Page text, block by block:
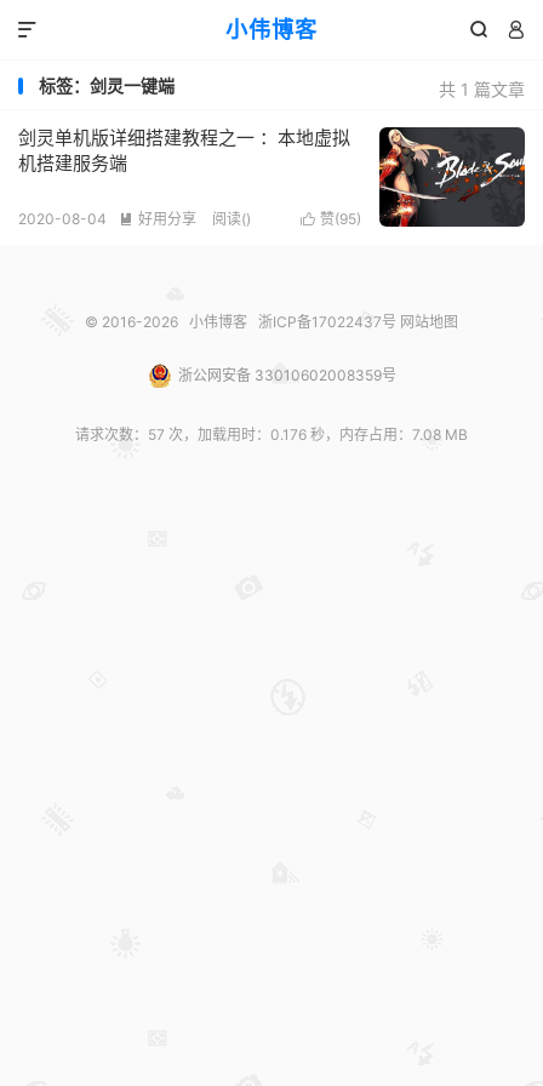
小伟博客  

共 1 篇文章
标签：剑灵一键端
剑灵单机版详细搭建教程之一 ：本地虚拟
机搭建服务端
 赞(95)
2020-08-04  好用分享 阅读()
© 2016-2026 小伟博客 浙ICP备17022437号 网站地图
浙公网安备 33010602008359号
请求次数：57 次，加载用时：0.176 秒，内存占用：7.08 MB